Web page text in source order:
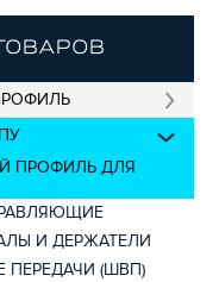
ПРОФИЛЬ ДЛЯ
И ДЕРЖАТЕЛИ
ПЕРЕДАЧИ (ШВП)